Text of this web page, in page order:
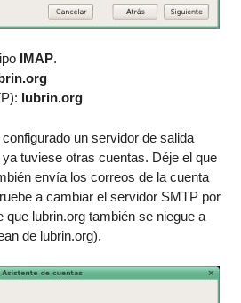
IMAP.
lubrin.org
un servidor de salida
tuviese otras cuentas. Déje el que
envía los correos de la cuenta
a cambiar el servidor SMTP por
que lubrin.org también se niegue a
de lubrin.org).